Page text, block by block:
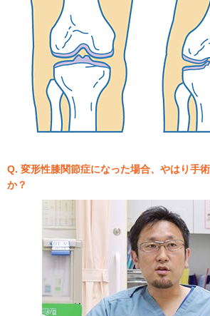
Q. 変形性膝関節症になった場合、やはり手
か？